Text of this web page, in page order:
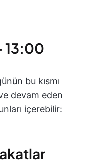
13:00
bu kısmı
devam eden
içerebilir: